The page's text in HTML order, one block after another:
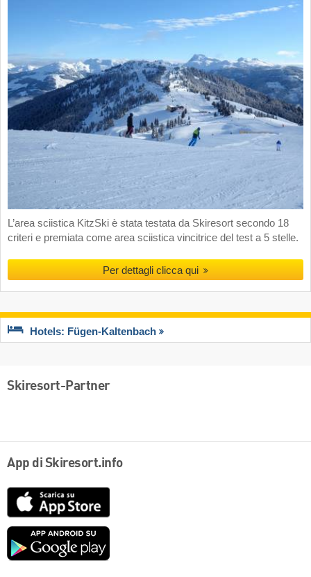
L’area sciistica KitzSki è stata testata da Skiresort secondo 18
criteri e premiata come area sciistica vincitrice del test a 5 stelle.
Per dettagli clicca qui
Hotels: Fügen-Kaltenbach
Skiresort-Partner
App di Skiresort.info
Google